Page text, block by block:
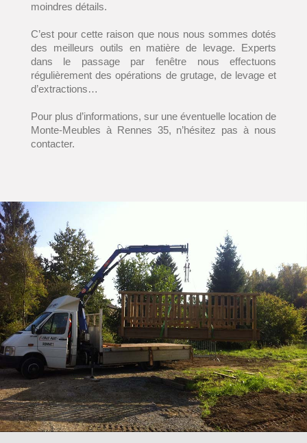
moindres détails.
C’est pour cette raison que nous nous sommes dotés
des meilleurs outils en matière de levage. Experts
dans le passage par fenêtre nous effectuons
régulièrement des opérations de grutage, de levage et
d’extractions…
Pour plus d’informations, sur une éventuelle location de
Monte-Meubles à Rennes 35, n’hésitez pas à nous
contacter.